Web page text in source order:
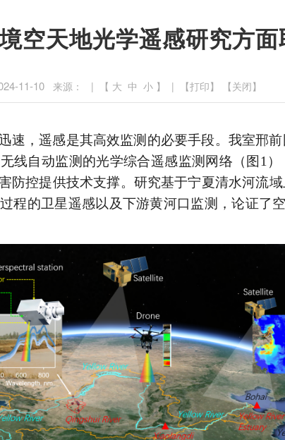
空天地光学遥感研究方
11-10 来源： | 【 大 中 小 】 | 【打印】 【关闭】
速，遥感是其高效监测的必要手段。我室邢
线自动监测的光学综合遥感监测网络（图1
防控提供技术支撑。研究基于宁夏清水河流
程的卫星遥感以及下游黄河口监测，论证了